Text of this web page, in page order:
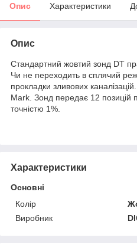
Опис Характеристики
Опис
Стандартний жовтий зонд DT
Чи не переходить в сплячий
прокладки зливових
Mark. Зонд передає 12 позицій
точністю 1%.
Характеристики
Основні
Колір
Виробник